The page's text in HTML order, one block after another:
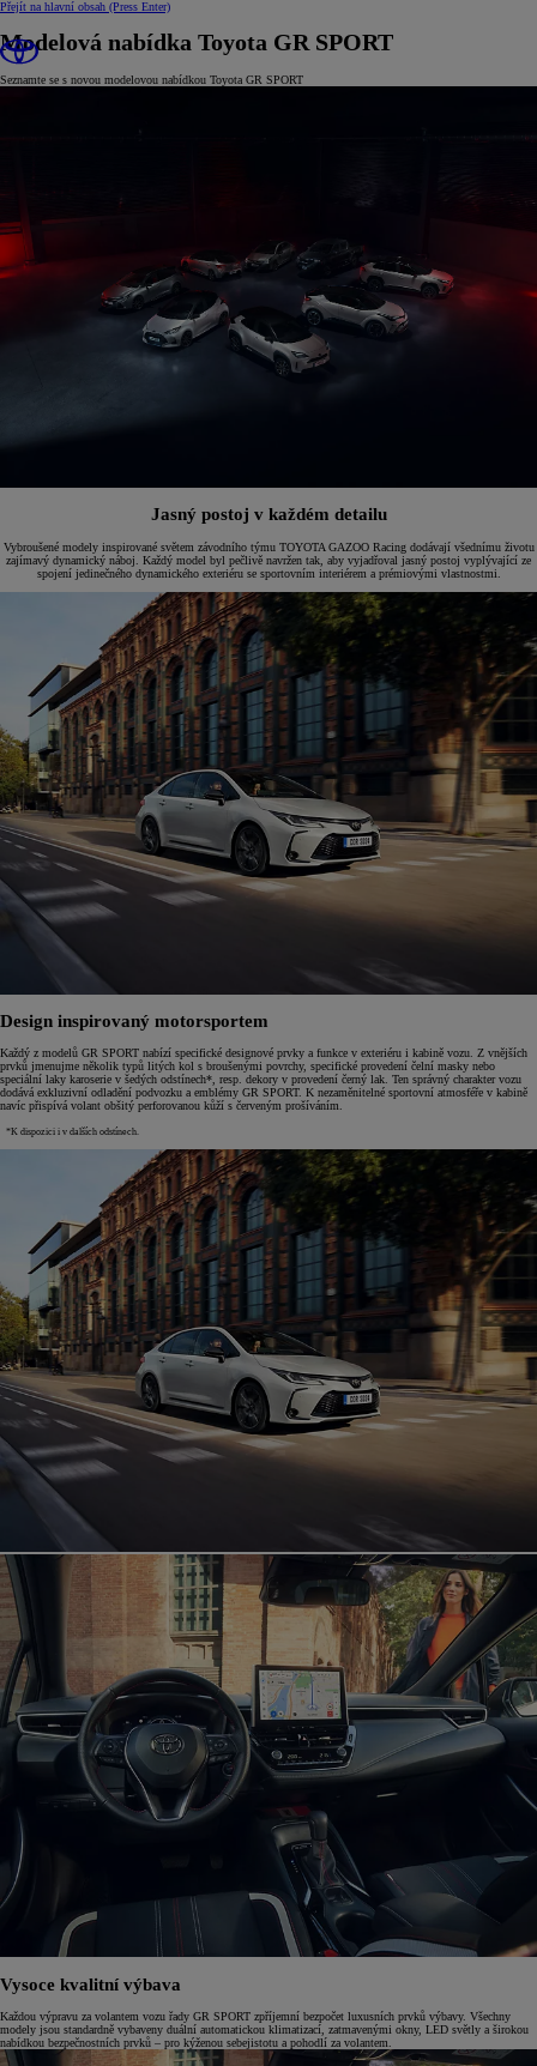
Přejít na hlavní obsah (Press Enter)
Modelová nabídka Toyota GR SPORT
Seznamte se s novou modelovou nabídkou Toyota GR SPORT
Jasný postoj v každém detailu
Vybroušené modely inspirované světem závodního týmu TOYOTA GAZOO Racing dodávají všednímu životu
zajímavý dynamický náboj. Každý model byl pečlivě navržen tak, aby vyjadřoval jasný postoj vyplývající ze
spojení jedinečného dynamického exteriéru se sportovním interiérem a prémiovými vlastnostmi.
Design inspirovaný motorsportem
Každý z modelů GR SPORT nabízí specifické designové prvky a funkce v exteriéru i kabině vozu. Z vnějších
prvků jmenujme několik typů litých kol s broušenými povrchy, specifické provedení čelní masky nebo
speciální laky karoserie v šedých odstínech*, resp. dekory v provedení černý lak. Ten správný charakter vozu
dodává exkluzivní odladění podvozku a emblémy GR SPORT. K nezaměnitelné sportovní atmosféře v kabině
navíc přispívá volant obšitý perforovanou kůží s červeným prošíváním.
*K dispozici i v dalších odstínech.
Vysoce kvalitní výbava
Každou výpravu za volantem vozu řady GR SPORT zpříjemní bezpočet luxusních prvků výbavy. Všechny
modely jsou standardně vybaveny duální automatickou klimatizací, zatmavenými okny, LED světly a širokou
nabídkou bezpečnostních prvků – pro kýženou sebejistotu a pohodlí za volantem.